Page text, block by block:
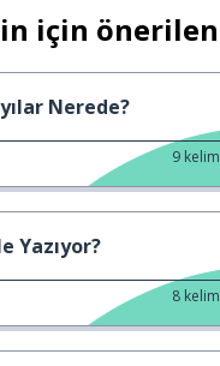
için
Nerede?
9
Yazıyor?
8